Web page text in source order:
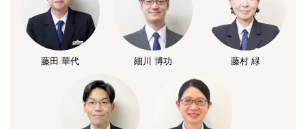
藤田 華代 細川 博功 藤村 緑